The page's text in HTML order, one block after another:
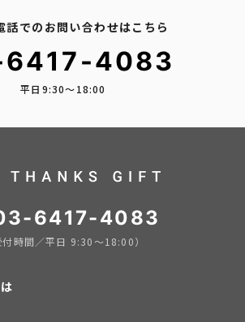
話でのお問い合わせはこちら
4083
平日9:30〜18:00
6417-4083
付時間／平日 9:30〜18:00）